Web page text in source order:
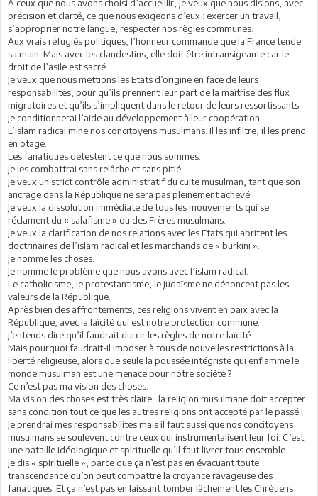
A ceux que nous avons choisi d’accueillir, je veux que nous disions, avec
précision et clarté, ce que nous exigeons d’eux : exercer un travail,
s’approprier notre langue, respecter nos règles communes.
Aux vrais réfugiés politiques, l’honneur commande que la France tende
sa main. Mais avec les clandestins, elle doit être intransigeante car le
droit de l’asile est sacré.
Je veux que nous mettions les Etats d’origine en face de leurs
responsabilités, pour qu’ils prennent leur part de la maîtrise des flux
migratoires et qu’ils s’impliquent dans le retour de leurs ressortissants.
Je conditionnerai l’aide au développement à leur coopération.
L’Islam radical mine nos concitoyens musulmans. Il les infiltre, il les prend
en otage.
Les fanatiques détestent ce que nous sommes.
Je les combattrai sans relâche et sans pitié.
Je veux un strict contrôle administratif du culte musulman, tant que son
ancrage dans la République ne sera pas pleinement achevé.
Je veux la dissolution immédiate de tous les mouvements qui se
réclament du « salafisme » ou des Frères musulmans.
Je veux la clarification de nos relations avec les Etats qui abritent les
doctrinaires de l’islam radical et les marchands de « burkini ».
Je nomme les choses.
Je nomme le problème que nous avons avec l’islam radical.
Le catholicisme, le protestantisme, le judaïsme ne dénoncent pas les
valeurs de la République.
Après bien des affrontements, ces religions vivent en paix avec la
République, avec la laïcité qui est notre protection commune.
J’entends dire qu’il faudrait durcir les règles de notre laïcité.
Mais pourquoi faudrait-il imposer à tous de nouvelles restrictions à la
liberté religieuse, alors que seule la poussée intégriste qui enflamme le
monde musulman est une menace pour notre société ?
Ce n’est pas ma vision des choses.
Ma vision des choses est très claire : la religion musulmane doit accepter
sans condition tout ce que les autres religions ont accepté par le passé !
Je prendrai mes responsabilités mais il faut aussi que nos concitoyens
musulmans se soulèvent contre ceux qui instrumentalisent leur foi. C’est
une bataille idéologique et spirituelle qu’il faut livrer tous ensemble.
Je dis « spirituelle », parce que ça n’est pas en évacuant toute
transcendance qu’on peut combattre la croyance ravageuse des
fanatiques. Et ça n’est pas en laissant tomber lâchement les Chrétiens